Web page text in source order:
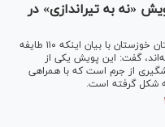
«نه به تیراندازی» در
معاون پیشگیری از وقوع جرم دادگستری استان خوزستان با بیان اینکه ۱۱۰ طایفه
گفت: این پویش یکی از
از جرم است که با همراهی
شکل گرفته است.